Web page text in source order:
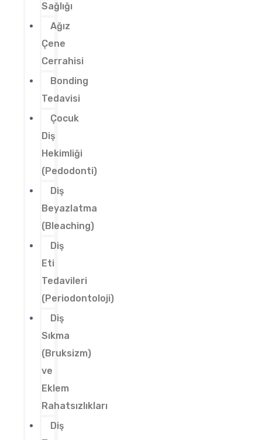
Sağlığı
Ağız
Çene
Cerrahisi
Bonding
Tedavisi
Çocuk
Diş
Hekimliği
(Pedodonti)
Diş
Beyazlatma
(Bleaching)
Diş
Eti
Tedavileri
(Periodontoloji)
Diş
Sıkma
(Bruksizm)
ve
Eklem
Rahatsızlıkları
Diş